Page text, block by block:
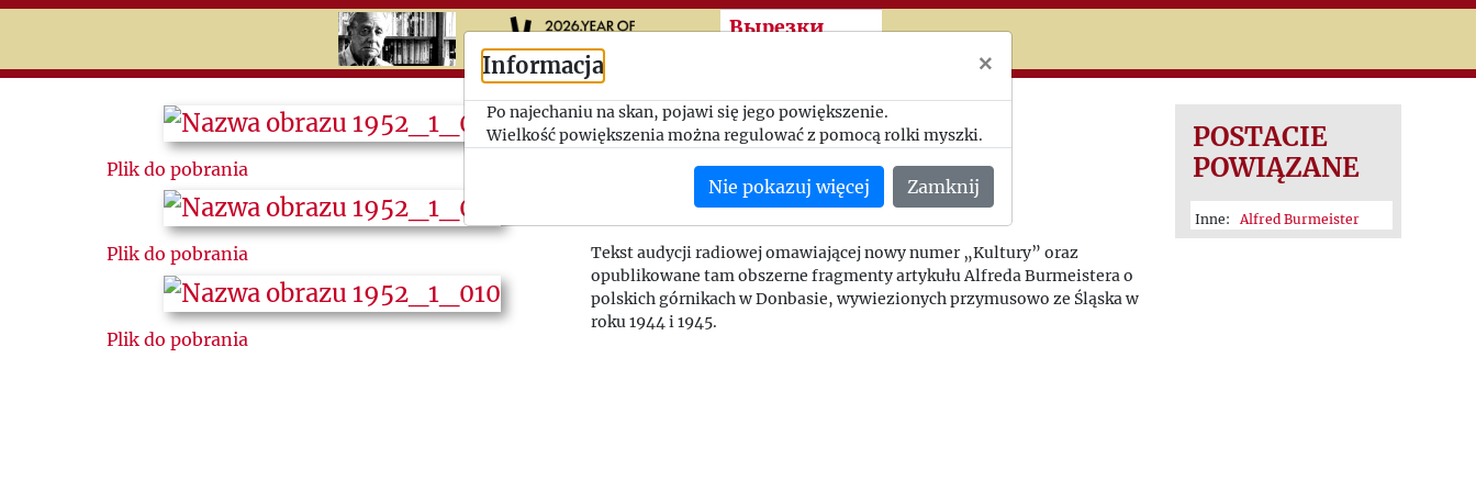
Przeskocz do treści zasadniczej
Вырезки
Search
Plik do pobrania
Plik do pobrania
Plik do pobrania
1952_1_010
Radio Dif. France
sygnatura: 1952_1_010
Tekst audycji radiowej omawiającej nowy numer „Kultury” oraz
opublikowane tam obszerne fragmenty artykułu Alfreda Burmeistera o
polskich górnikach w Donbasie, wywiezionych przymusowo ze Śląska w
roku 1944 i 1945.
POSTACIE
POWIĄZANE
Inne: Alfred Burmeister
Informacja ×
Po najechaniu na skan, pojawi się jego powiększenie.
Wielkość powiększenia można regulować z pomocą rolki myszki.
Nie pokazuj więcej Zamknij